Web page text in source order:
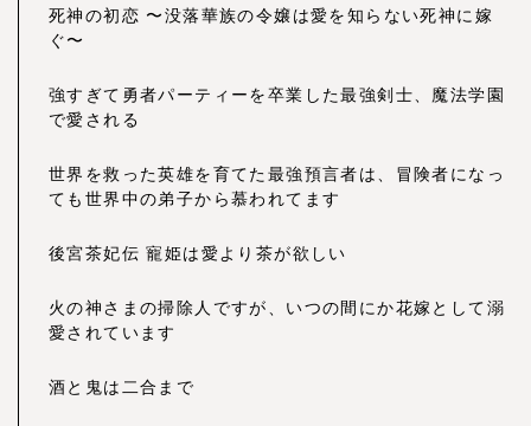
死神の初恋 〜没落華族の令嬢は愛を知らない死神に嫁
ぐ〜
強すぎて勇者パーティーを卒業した最強剣士、魔法学園
で愛される
世界を救った英雄を育てた最強預言者は、冒険者になっ
ても世界中の弟子から慕われてます
後宮茶妃伝 寵姫は愛より茶が欲しい
火の神さまの掃除人ですが、いつの間にか花嫁として溺
愛されています
酒と鬼は二合まで